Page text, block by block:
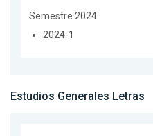
Semestre 2024
2024-1
Estudios Generales Letras